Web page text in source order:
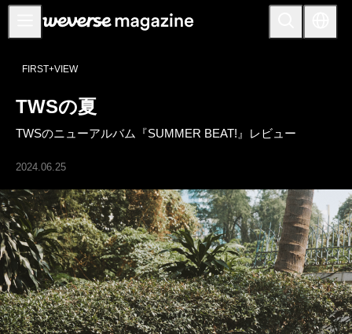
お知らせ
FEATURE
INTERVIEW
REVIEW
INTERACTIVE
FIRST+VIEW
THE
INDUSTRY
PLAYLIST
NoW
FIRST+VIEW
TWSの夏
TWSのニューアルバム『SUMMER BEAT!』レビュー
2024.06.25